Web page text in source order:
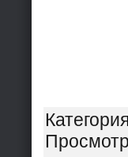
Категория